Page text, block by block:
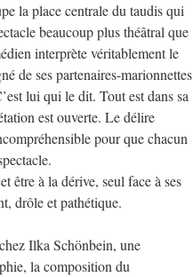
la place centrale du taudis qui
beaucoup plus théâtral que
interprète véritablement le
de ses partenaires-marionnettes
lui qui le dit. Tout est dans sa
est ouverte. Le délire
pour que chacun
être à la dérive, seul face à ses
drôle et pathétique.
Ilka Schönbein, une
la composition du